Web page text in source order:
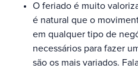
O feriado é muito
é natural que o
em qualquer tipo de
necessários para fazer
são os mais variados.